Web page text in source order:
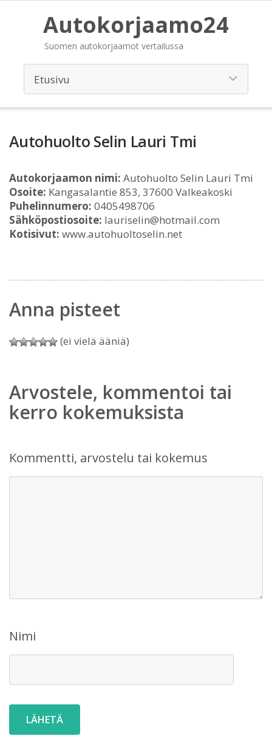
Autokorjaamo24
Suomen autokorjaamot vertailussa
Autohuolto Selin Lauri Tmi
Autokorjaamon nimi: Autohuolto Selin Lauri Tmi
Osoite: Kangasalantie 853, 37600 Valkeakoski
Puhelinnumero: 0405498706
Sähköpostiosoite: lauriselin@hotmail.com
Kotisivut: www.autohuoltoselin.net
Anna pisteet
(ei vielä ääniä)
Arvostele, kommentoi tai
kerro kokemuksista
Kommentti, arvostelu tai kokemus
Nimi